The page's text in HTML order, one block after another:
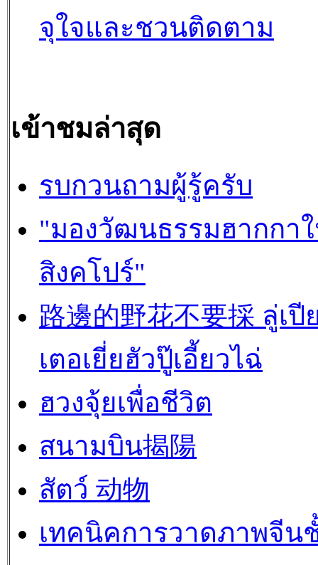
จุใจและชวนติดตาม
เข้าชมล่าสุด
รบกวนถามผู้รู้ครับ
"มองวัฒนธรรมฮากกา
สิงคโปร์"
路邊的野花不要採 ลู่เปี
เตอเยี่ยฮัวปู๊เอี้ยวไฉ่
ฮวงจุ้ยเพื่อชีวิต
สนามบิน揭陽
สัตว์ 动物
เทคนิคการวาดภาพจีน